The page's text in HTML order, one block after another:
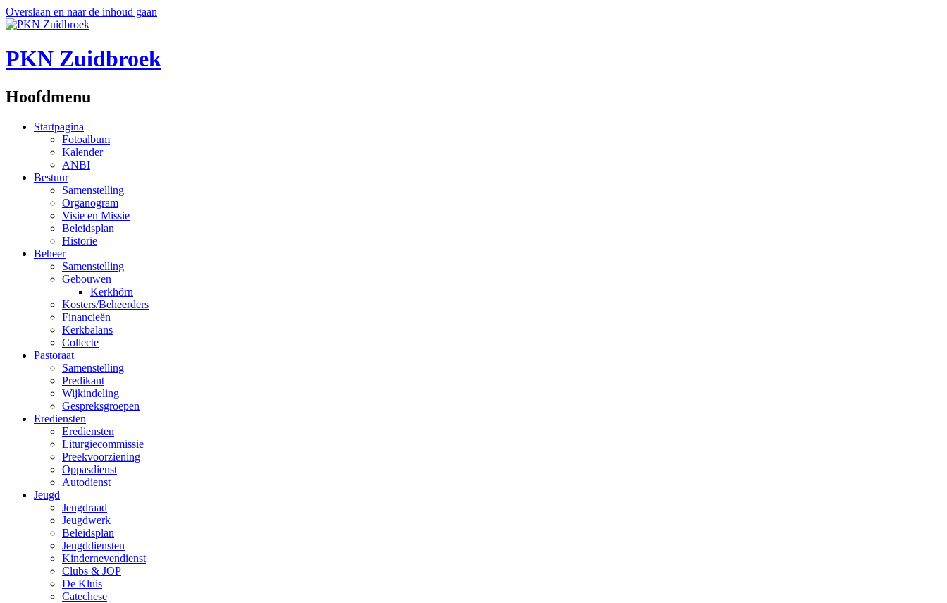
Overslaan en naar de inhoud gaan
PKN Zuidbroek
Hoofdmenu
Startpagina
Fotoalbum
Kalender
ANBI
Bestuur
Samenstelling
Organogram
Visie en Missie
Beleidsplan
Historie
Beheer
Samenstelling
Gebouwen
Kerkhörn
Kosters/Beheerders
Financieën
Kerkbalans
Collecte
Pastoraat
Samenstelling
Predikant
Wijkindeling
Gespreksgroepen
Erediensten
Erediensten
Liturgiecommissie
Preekvoorziening
Oppasdienst
Autodienst
Jeugd
Jeugdraad
Jeugdwerk
Beleidsplan
Jeugddiensten
Kindernevendienst
Clubs & JOP
De Kluis
Catechese